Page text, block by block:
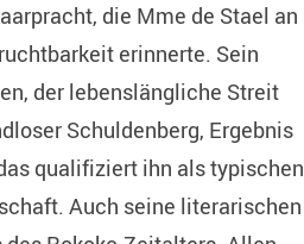
die Mme de Stael an
erinnerte. Sein
der lebenslängliche Streit
Schuldenberg, Ergebnis
qualifiziert ihn als typischen
Auch seine literarischen